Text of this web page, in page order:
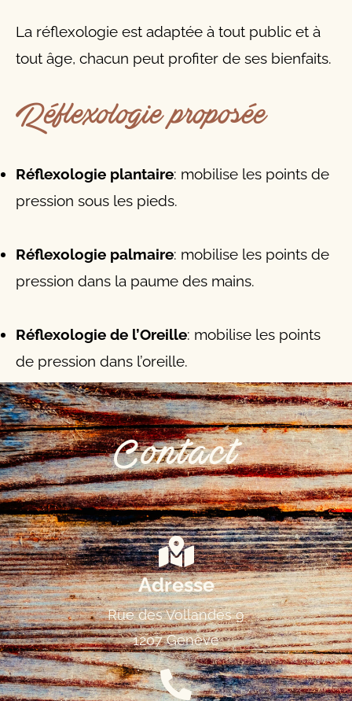
La réflexologie est adaptée à tout public et à
tout âge, chacun peut profiter de ses bienfaits.
Réflexologie proposée
Réflexologie plantaire: mobilise les points de
pression sous les pieds.
Réflexologie palmaire: mobilise les points de
pression dans la paume des mains.
Réflexologie de l’Oreille: mobilise les points
de pression dans l’oreille.
Contact
Adresse
Rue des Vollandes 9
1207 Genève